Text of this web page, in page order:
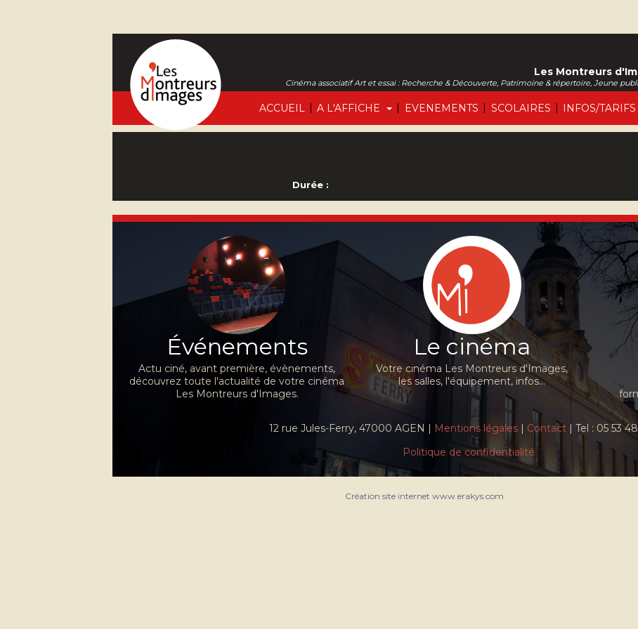
ACCUEIL | A L'AFFICHE | EVENEMENTS | SCOLAIRES | INFOS/TARIFS
Les Montreurs
Cinéma associatif Art et essai : Recherche & Découverte, Patrimoine & répertoire, Jeune
Durée :
Événements
Actu ciné, avant première, évènements,
découvrez toute l'actualité de votre cinéma
Les Montreurs d'Images.
Le cinéma
Votre cinéma Les Montreurs d'Images,
les salles, l'équipement, infos...
12 rue Jules-Ferry, 47000 AGEN | Mentions légales | Contact | Tel : 05 53
Politique de confidentialité
Création site internet www.erakys.com